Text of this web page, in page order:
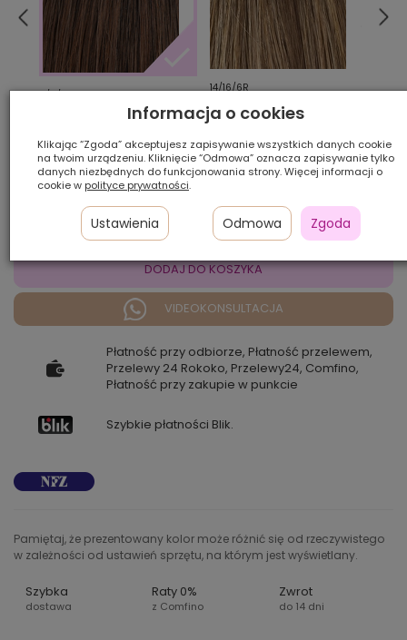
6/8/4R
14/16/6R 26/
Ilość szt.:
1 750,00 zł
DODAJ DO KOSZYKA
VIDEOKONSULTACJA
Płatność przy odbiorze, Płatność przelewem,
Przelewy 24 Rokoko, Przelewy24, Comfino,
Płatność przy zakupie w punkcie
Szybkie płatności Blik.
Pamiętaj, że prezentowany kolor może różnić się od rzeczywistego
w zależności od ustawień sprzętu, na którym jest wyświetlany.
Szybka
dostawa
Raty 0%
z Comfino
Zwrot
do 14 dni
Informacja o cookies
Klikając “Zgoda” akceptujesz zapisywanie wszystkich danych cookie
na twoim urządzeniu. Kliknięcie “Odmowa” oznacza zapisywanie tylko
danych niezbędnych do funkcjonowania strony. Więcej informacji o
cookie w polityce prywatności.
Ustawienia Odmowa Zgoda